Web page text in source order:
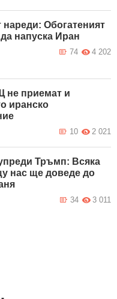
нареди: Обогатеният
напуска Иран
4 202
74
не приемат и
иранско
2 021
10
Тръмп: Всяка
нас ще доведе до
3 011
34